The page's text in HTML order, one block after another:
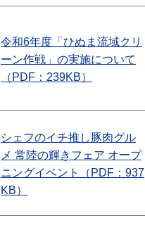
令和6年度「ひぬま流域クリ
ーン作戦」の実施について
（PDF：239KB）
シェフのイチ推し豚肉グル
メ 常陸の輝きフェア オープ
ニングイベント（PDF：937
KB）